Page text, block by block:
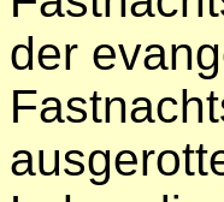
der